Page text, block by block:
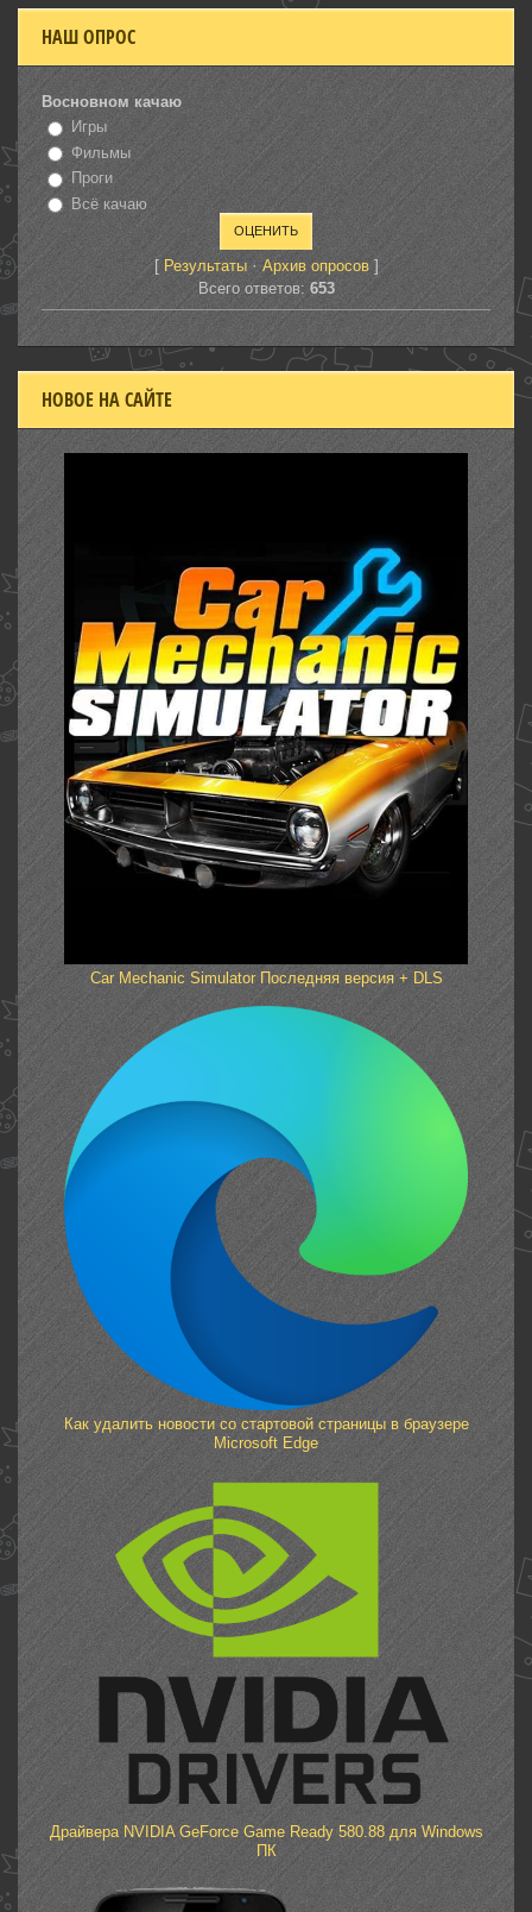
НАШ ОПРОС
Восновном качаю
Игры
Фильмы
Проги
Всё качаю
[ Результаты· Архив опросов]
Всего ответов: 653
НОВОЕ НА САЙТЕ
Car Mechanic Simulator Последняя версия + DLS
Как удалить новости со стартовой страницы в браузере
Microsoft Edge
Драйвера NVIDIA GeForce Game Ready 580.88 для Windows
ПК